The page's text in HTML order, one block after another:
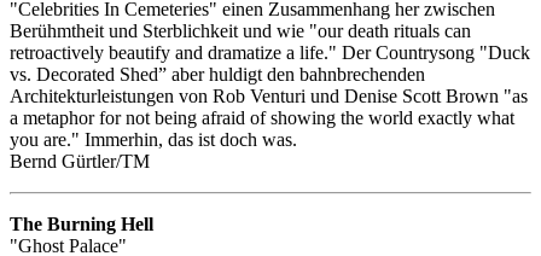
"Celebrities In Cemeteries" einen Zusammenhang her zwischen
Berühmtheit und Sterblichkeit und wie "our death rituals can
retroactively beautify and dramatize a life." Der Countrysong "Duck
vs. Decorated Shed” aber huldigt den bahnbrechenden
Architekturleistungen von Rob Venturi und Denise Scott Brown "as
a metaphor for not being afraid of showing the world exactly what
you are." Immerhin, das ist doch was.
Bernd Gürtler/TM
The Burning Hell
"Ghost Palace"